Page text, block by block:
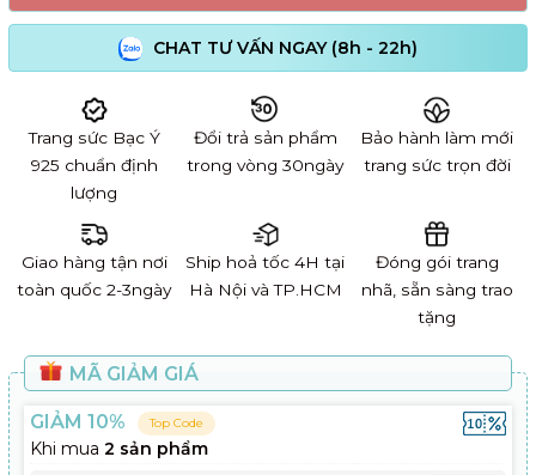
CHAT TƯ VẤN NGAY (8h - 22h)
Trang sức Bạc Ý
925 chuẩn định
lượng
Đổi trả sản phẩm
trong vòng 30ngày
Bảo hành làm mới
trang sức trọn đời
Giao hàng tận nơi
toàn quốc 2-3ngày
Ship hoả tốc 4H tại
Hà Nội và TP.HCM
Đóng gói trang
nhã, sẵn sàng trao
tặng
MÃ GIẢM GIÁ
GIẢM 10% Top Code
Khi mua 2 sản phẩm